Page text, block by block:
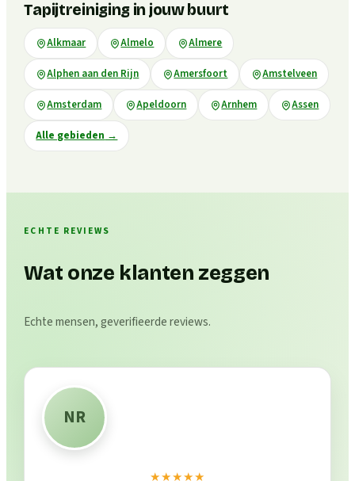
Tapijtreiniging in jouw buurt
Alkmaar Almelo Almere
Alphen aan den Rijn Amersfoort Amstelveen
Amsterdam Apeldoorn Arnhem Assen
Alle gebieden →
ECHTE REVIEWS
Wat onze klanten zeggen
Echte mensen, geverifieerde reviews.
NR
★★★★★